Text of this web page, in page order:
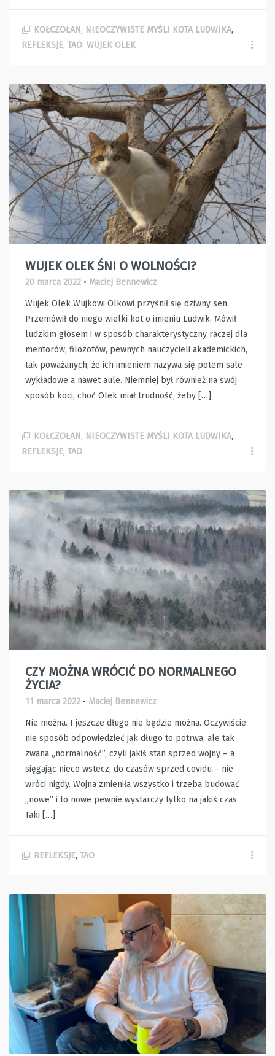
KOŁCZOŁAN, NIEOCZYWISTE MYŚLI KOTA LUDWIKA,
REFLEKSJE, TAO, WUJEK OLEK
WUJEK OLEK ŚNI O WOLNOŚCI?
20 marca 2022 • Maciej Bennewicz
Wujek Olek Wujkowi Olkowi przyśnił się dziwny sen.
Przemówił do niego wielki kot o imieniu Ludwik. Mówił
ludzkim głosem i w sposób charakterystyczny raczej dla
mentorów, filozofów, pewnych nauczycieli akademickich,
tak poważanych, że ich imieniem nazywa się potem sale
wykładowe a nawet aule. Niemniej był również na swój
sposób koci, choć Olek miał trudność, żeby […]
KOŁCZOŁAN, NIEOCZYWISTE MYŚLI KOTA LUDWIKA,
REFLEKSJE, TAO
CZY MOŻNA WRÓCIĆ DO NORMALNEGO
ŻYCIA?
11 marca 2022 • Maciej Bennewicz
Nie można. I jeszcze długo nie będzie można. Oczywiście
nie sposób odpowiedzieć jak długo to potrwa, ale tak
zwana „normalność”, czyli jakiś stan sprzed wojny – a
sięgając nieco wstecz, do czasów sprzed covidu – nie
wróci nigdy. Wojna zmieniła wszystko i trzeba budować
„nowe” i to nowe pewnie wystarczy tylko na jakiś czas.
Taki […]
REFLEKSJE, TAO